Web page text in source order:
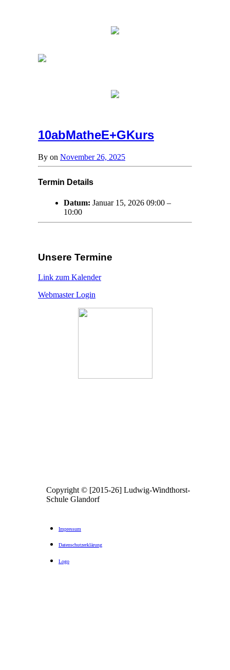
10abMatheE+GKurs
By on November 26, 2025
Termin Details
Datum: Januar 15, 2026 09:00 –
10:00
Unsere Termine
Link zum Kalender
Webmaster Login
Copyright © [2015-26] Ludwig-Windthorst-
Schule Glandorf
Impressum
Datenschutzerklärung
Logo